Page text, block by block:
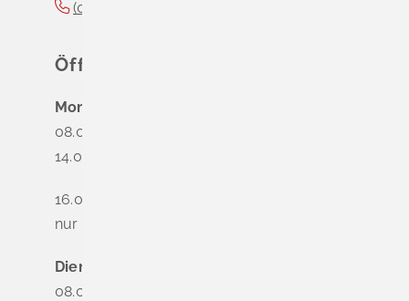
(0
Öffnungszeiten
Montag
08.00 - 12.00 Uhr
14.00 - 16.00 Uhr
16.00 - 18.00 Uhr
nur nach Terminvereinbarung
Dienstag - Freitag
08.00 - 12.00 Uhr